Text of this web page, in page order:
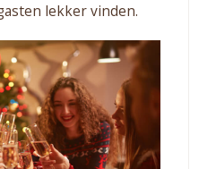
lekker vinden.